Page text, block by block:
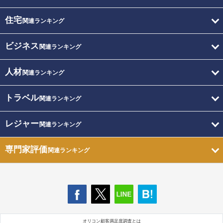
住宅関連ランキング
ビジネス 関連ランキング
人材関連ランキング
トラベル関連ランキング
レジャー関連ランキング
専門家評価関連ランキング
オリコン顧客満足度調査とは